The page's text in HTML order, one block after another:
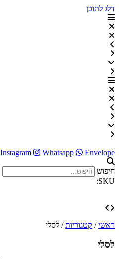
דלג לתוכן
Instagram Whatsapp Envelope
חיפוש
SKU:
ראשי/ קטגוריות/ לסלי
לסלי